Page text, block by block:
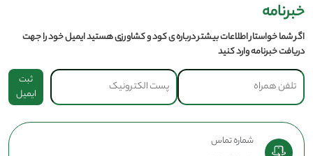
خبرنامه
اگر شما خواستار اطلاعات بیشتر درباره ی کود و کشاورزی هستید ایمیل خود را جهت
دریافت خبرنامه وارد کنید
ثبت
ایمیل
شماره تماس